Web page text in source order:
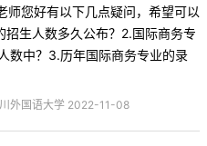
您好有以下几点疑问，希望可以
生人数多久公布？2.国际商务专
数中？3.历年国际商务专业的录
外国语大学 2022-11-08